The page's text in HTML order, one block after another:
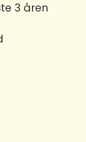
3 åren